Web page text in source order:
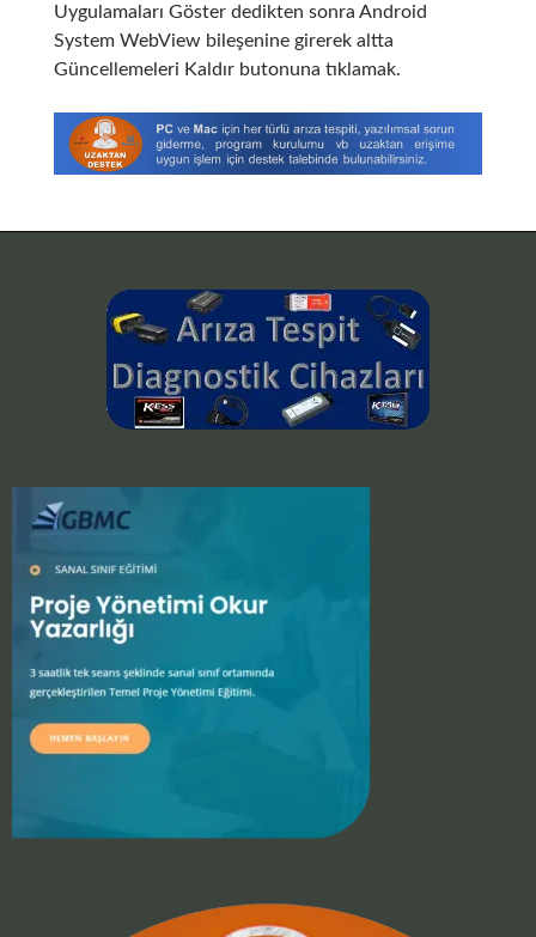
Uygulamaları Göster dedikten sonra Android
System WebView bileşenine girerek altta
Güncellemeleri Kaldır butonuna tıklamak.